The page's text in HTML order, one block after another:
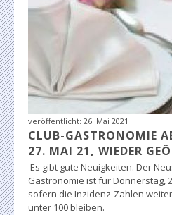
veröffentlicht: 26. Mai 2021
CLUB-GASTRONOMIE
27. MAI 21, WIEDER
Es gibt gute Neuigkeiten. Der
Gastronomie ist für Donnerstag,
sofern die Inzidenz-Zahlen
unter 100 bleiben.